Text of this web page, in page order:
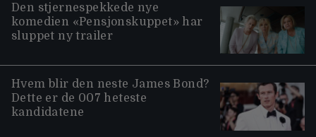
Den stjernespekkede nye
komedien «Pensjonskuppet» har
sluppet ny trailer
Hvem blir den neste James Bond?
Dette er de 007 heteste
kandidatene